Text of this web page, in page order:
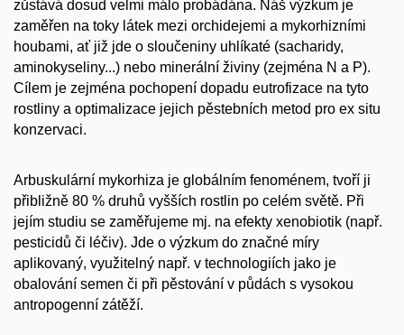
zůstává dosud velmi málo probádána. Náš výzkum je
zaměřen na toky látek mezi orchidejemi a mykorhizními
houbami, ať již jde o sloučeniny uhlíkaté (sacharidy,
aminokyseliny...) nebo minerální živiny (zejména N a P).
Cílem je zejména pochopení dopadu eutrofizace na tyto
rostliny a optimalizace jejich pěstebních metod pro ex situ
konzervaci.
Arbuskulární mykorhiza je globálním fenoménem, tvoří ji
přibližně 80 % druhů vyšších rostlin po celém světě. Při
jejím studiu se zaměřujeme mj. na efekty xenobiotik (např.
pesticidů či léčiv). Jde o výzkum do značné míry
aplikovaný, využitelný např. v technologiích jako je
obalování semen či při pěstování v půdách s vysokou
antropogenní zátěží.